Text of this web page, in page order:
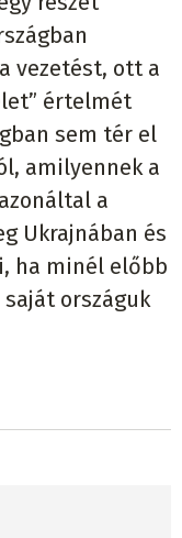
vezetést, ott a
értelmét
sem tér el
amilyennek a
a
Ukrajnában és
ha minél előbb
országuk